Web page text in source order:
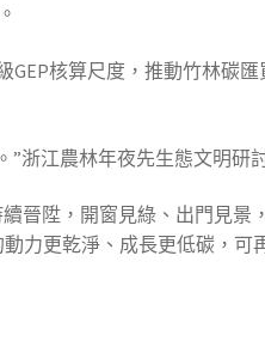
核算尺度，推動竹林碳
浙江農林年夜先生態文明研
續晉陞，開窗見綠、出門見景
力更乾淨、成長更低碳，可